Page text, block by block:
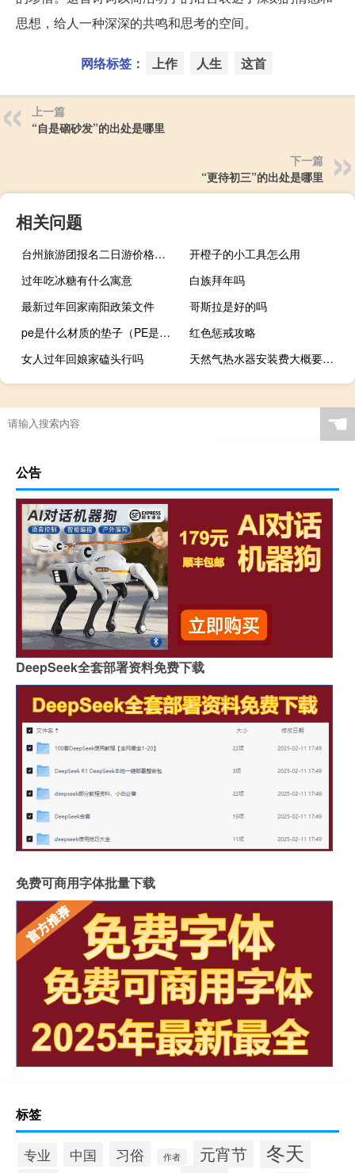
思想，给人一种深深的共鸣和思考的空间。
网络标签： 上作 人生 这首
上一篇
“自是硇砂发”的出处是哪里
下一篇
“更待初三”的出处是哪里
相关问题
台州旅游团报名二日游价格（台州旅游团）
开橙子的小工具怎么用
过年吃冰糖有什么寓意
白族拜年吗
最新过年回家南阳政策文件
哥斯拉是好的吗
pe是什么材质的垫子（PE是什么材质）
红色惩戒攻略
女人过年回娘家磕头行吗
天然气热水器安装费大概要多少钱（天然气热水器安装）
☚
公告
DeepSeek全套部署资料免费下载
免费可商用字体批量下载
标签
专业 中国 习俗 作者 元宵节 冬天